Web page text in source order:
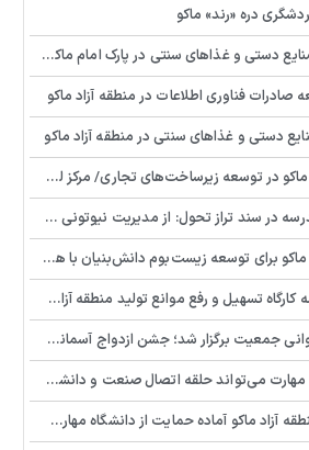
دره «رند» ماکو
غذاهای سنتی در پارک امام ماکو با محوریت توانمندسازی زنان
صادرات فناوری اطلاعات در منطقه آزاد ماکو
دستی و غذاهای سنتی در منطقه آزاد ماکو
زیرساخت‌های تجاری/ مرکز لجستیک مرزی بازرگان تصویب شد
از مدیریت نیوتونی به رهبری کوانتومی» با مشارکت سازمان منطقه آزاد ماکو
زیست‌بوم دانش‌بنیان با همکاری مرکز نوآوری و شتابدهنده‌های استارتاپ
تسهیل و رفع موانع تولید منطقه آزاد ماکو
شد؛ جشن ازدواج آسمانی و ازدواج آسان در شهرستان پلدشت
می‌تواند حلقه اتصال صنعت و دانشگاه باشد
ماکو آماده حمایت از دانشگاه مهارت‌محور است